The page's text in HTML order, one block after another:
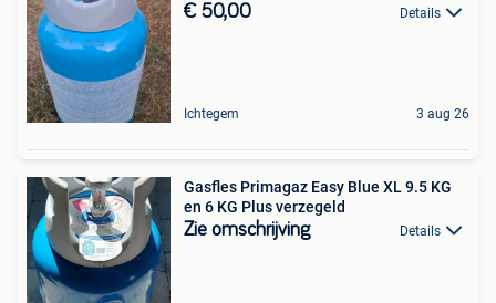
€ 50,00 Details
Ichtegem 3 aug 26
Gasfles Primagaz Easy Blue XL 9.5 KG
en 6 KG Plus verzegeld
Zie omschrijving Details